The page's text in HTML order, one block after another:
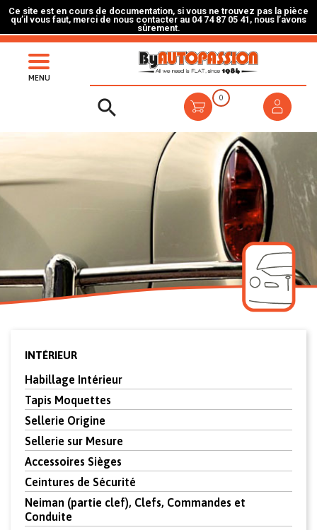
Ce site est en cours de documentation, si vous ne trouvez pas la pièce
qu’il vous faut, merci de nous contacter au 04 74 87 05 41, nous l’avons
sûrement.
MENU
 0
INTÉRIEUR
Habillage Intérieur
Tapis Moquettes
Sellerie Origine
Sellerie sur Mesure
Accessoires Sièges
Ceintures de Sécurité
Neiman (partie clef), Clefs, Commandes et
Conduite